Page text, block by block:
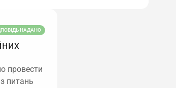
НАДАНО
провести
питань